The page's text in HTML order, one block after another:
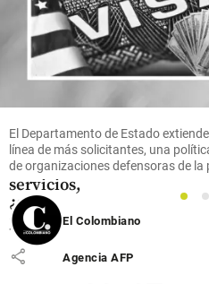
Antioquia
“Choque”
entre
Anestesiar
de Caldas,
Antioquia,
por cese
de
servicios,
¿qué
pasó?
share
El Departamento de Estado
línea de más solicitantes, una
de organizaciones defensoras de la
1
2
El Colombiano
Agencia AFP